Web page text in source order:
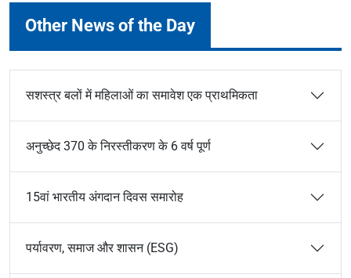
Other News of the Day
सशस्त्र बलों में महिलाओं का समावेश एक प्राथमिकता
अनुच्छेद 370 के निरस्तीकरण के 6 वर्ष पूर्ण
15वां भारतीय अंगदान दिवस समारोह
पर्यावरण, समाज और शासन (ESG)